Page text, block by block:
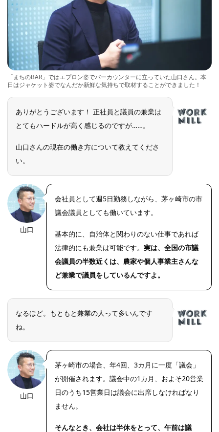
「まちのBAR」ではエプロン姿でバーカウンターに立っていた山口さん。本
日はジャケット姿でなんだか新鮮な気持ちで取材することができました！
ありがとうございます！ 正社員と議員の兼業は
とてもハードルが高く感じるのですが……。
山口さんの現在の働き方について教えてくださ
い。
山口
会社員として週5日勤務しながら、茅ヶ崎市の市
議会議員としても働いています。
基本的に、自治体と関わりのない仕事であれば
法律的にも兼業は可能です。 実は、全国の市議
会議員の半数近くは、農家や個人事業主さんな
ど兼業で議員をしているんですよ。
なるほど。もともと兼業の人って多いんです
ね。
山口
茅ヶ崎市の場合、年4回、3カ月に一度「議会」
が開催されます。議会中の1カ月、およそ20営業
日のうち15営業日は議会に出席しなければなり
ません。
そんなとき、会社は半休をとって、午前は議